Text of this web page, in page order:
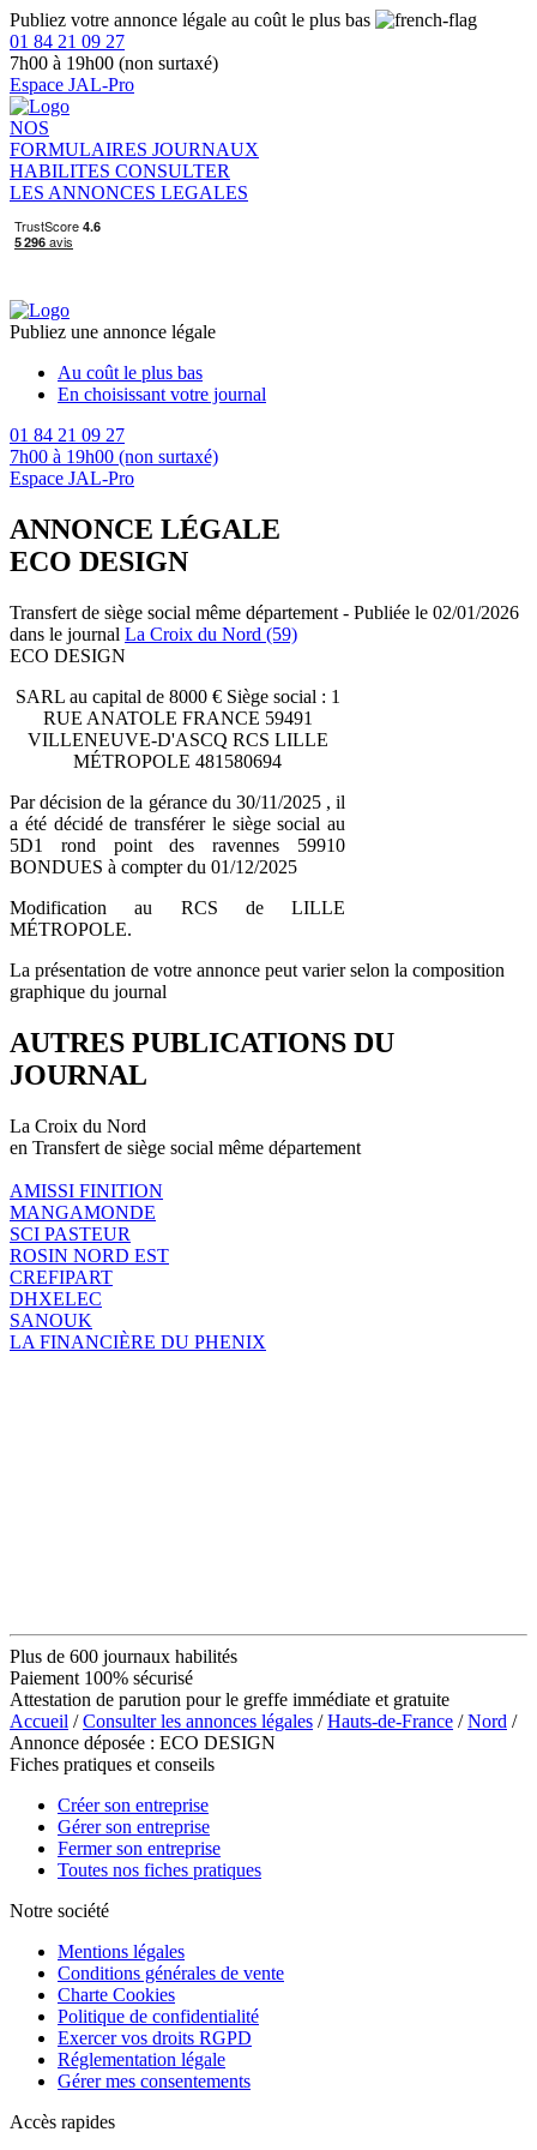
Publiez votre annonce légale au coût le plus bas
01 84 21 09 27
7h00 à 19h00 (non surtaxé)
Espace JAL-Pro
NOS
FORMULAIRES JOURNAUX
HABILITES CONSULTER
LES ANNONCES LEGALES
Publiez une annonce légale
Au coût le plus bas
En choisissant votre journal
01 84 21 09 27
7h00 à 19h00 (non surtaxé)
Espace JAL-Pro
ANNONCE LÉGALE
ECO DESIGN
Transfert de siège social même département - Publiée le 02/01/2026
dans le journal La Croix du Nord (59)
ECO DESIGN
SARL au capital de 8000 € Siège social : 1
RUE ANATOLE FRANCE 59491
VILLENEUVE-D'ASCQ RCS LILLE
MÉTROPOLE 481580694
Par décision de la gérance du 30/11/2025 , il
a été décidé de transférer le siège social au
5D1 rond point des ravennes 59910
BONDUES à compter du 01/12/2025
Modification au RCS de LILLE
MÉTROPOLE.
La présentation de votre annonce peut varier selon la composition
graphique du journal
AUTRES PUBLICATIONS DU
JOURNAL
La Croix du Nord
en Transfert de siège social même département
AMISSI FINITION
MANGAMONDE
SCI PASTEUR
ROSIN NORD EST
CREFIPART
DHXELEC
SANOUK
LA FINANCIÈRE DU PHENIX
Plus de 600 journaux habilités
Paiement 100% sécurisé
Attestation de parution pour le greffe immédiate et gratuite
Accueil /Consulter les annonces légales /Hauts-de-France /Nord /
Annonce déposée : ECO DESIGN
Fiches pratiques et conseils
Créer son entreprise
Gérer son entreprise
Fermer son entreprise
Toutes nos fiches pratiques
Notre société
Mentions légales
Conditions générales de vente
Charte Cookies
Politique de confidentialité
Exercer vos droits RGPD
Réglementation légale
Gérer mes consentements
Accès rapides